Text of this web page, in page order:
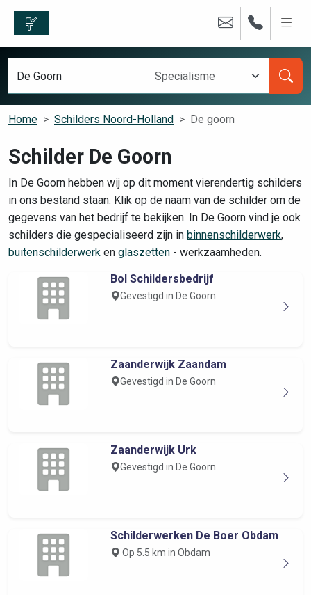
Home Schilders Noord-Holland De goorn
Schilder De Goorn
In De Goorn hebben wij op dit moment vierendertig schilders
in ons bestand staan. Klik op de naam van de schilder om de
gegevens van het bedrijf te bekijken. In De Goorn vind je ook
schilders die gespecialiseerd zijn in binnenschilderwerk,
buitenschilderwerk en glaszetten - werkzaamheden.
Bol Schildersbedrijf
Gevestigd in De Goorn
Zaanderwijk Zaandam
Gevestigd in De Goorn
Zaanderwijk Urk
Gevestigd in De Goorn
Schilderwerken De Boer Obdam
Op 5.5 km in Obdam